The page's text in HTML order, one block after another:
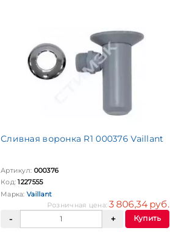
Сливная воронка R1 000376 Vaillant
Артикул: 000376
Код:1227555
Марка: Vaillant
Розничная цена:3 806,34 руб.
Купить